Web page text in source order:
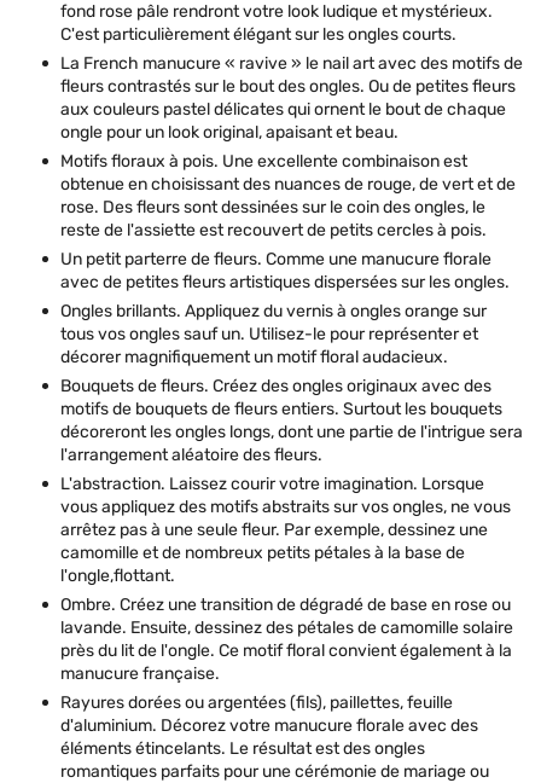
fond rose pâle rendront votre look ludique et mystérieux.
C'est particulièrement élégant sur les ongles courts.
La French manucure « ravive » le nail art avec des motifs de
fleurs contrastés sur le bout des ongles. Ou de petites fleurs
aux couleurs pastel délicates qui ornent le bout de chaque
ongle pour un look original, apaisant et beau.
Motifs floraux à pois. Une excellente combinaison est
obtenue en choisissant des nuances de rouge, de vert et de
rose. Des fleurs sont dessinées sur le coin des ongles, le
reste de l'assiette est recouvert de petits cercles à pois.
Un petit parterre de fleurs. Comme une manucure florale
avec de petites fleurs artistiques dispersées sur les ongles.
Ongles brillants. Appliquez du vernis à ongles orange sur
tous vos ongles sauf un. Utilisez-le pour représenter et
décorer magnifiquement un motif floral audacieux.
Bouquets de fleurs. Créez des ongles originaux avec des
motifs de bouquets de fleurs entiers. Surtout les bouquets
décoreront les ongles longs, dont une partie de l'intrigue sera
l'arrangement aléatoire des fleurs.
L'abstraction. Laissez courir votre imagination. Lorsque
vous appliquez des motifs abstraits sur vos ongles, ne vous
arrêtez pas à une seule fleur. Par exemple, dessinez une
camomille et de nombreux petits pétales à la base de
l'ongle,flottant.
Ombre. Créez une transition de dégradé de base en rose ou
lavande. Ensuite, dessinez des pétales de camomille solaire
près du lit de l'ongle. Ce motif floral convient également à la
manucure française.
Rayures dorées ou argentées (fils), paillettes, feuille
d'aluminium. Décorez votre manucure florale avec des
éléments étincelants. Le résultat est des ongles
romantiques parfaits pour une cérémonie de mariage ou